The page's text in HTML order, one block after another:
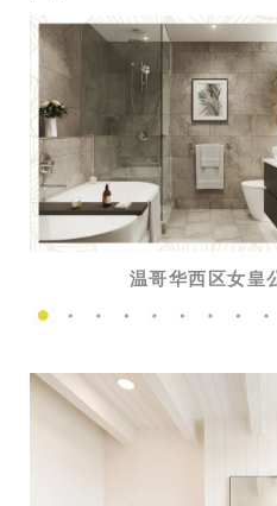
温哥华西区女皇